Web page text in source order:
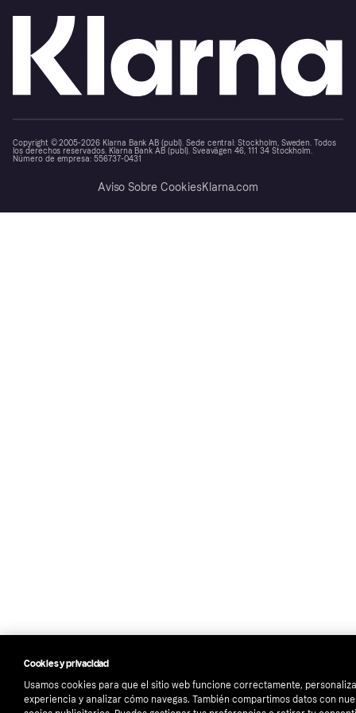
Copyright © 2005-2026 Klarna Bank AB (publ). Sede central: Stockholm, Sweden. Todos
los derechos reservados. Klarna Bank AB (publ). Sveavägen 46, 111 34 Stockholm.
Número de empresa: 556737-0431
Aviso Sobre CookiesKlarna.com
Cookies y privacidad
Usamos cookies para que el sitio web funcione correctamente,
experiencia y analizar cómo navegas. También compartimos datos con